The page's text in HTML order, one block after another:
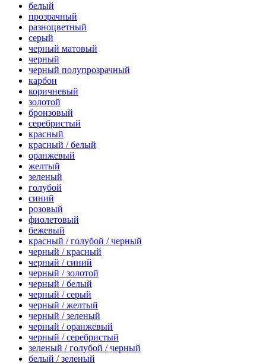
белый
прозрачный
разноцветный
серый
черный матовый
черный
черный полупрозрачный
карбон
коричневый
золотой
бронзовый
серебристый
красный
красный / белый
оранжевый
желтый
зеленый
голубой
синий
розовый
фиолетовый
бежевый
красный / голубой / черный
черный / красный
черный / синий
черный / золотой
черный / белый
черный / серый
черный / желтый
черный / зеленый
черный / оранжевый
черный / серебристый
зеленый / голубой / черный
белый / зеленый